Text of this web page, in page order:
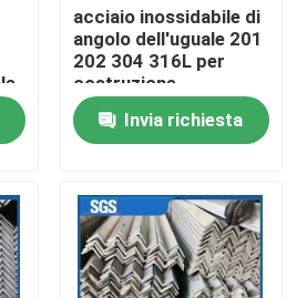
inossidabile
acciaio inossidabile di
angolo dell'uguale 201
202 304 316L per
costruzione
Invia richiesta